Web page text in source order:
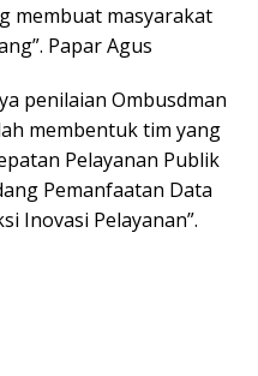
membuat masyarakat
Papar Agus
penilaian Ombusdman
membentuk tim yang
Pelayanan Publik
Pemanfaatan Data
Inovasi Pelayanan”.